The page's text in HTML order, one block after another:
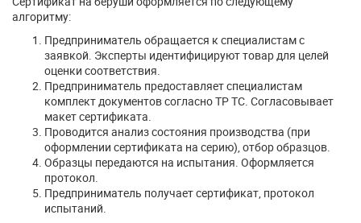
алгоритму:
Предприниматель обращается к специалистам с
заявкой. Эксперты идентифицируют товар для целей
оценки соответствия.
Предприниматель предоставляет специалистам
комплект документов согласно ТР ТС. Согласовывает
макет сертификата.
Проводится анализ состояния производства (при
оформлении сертификата на серию), отбор образцов.
Образцы передаются на испытания. Оформляется
протокол.
Предприниматель получает сертификат, протокол
испытаний.